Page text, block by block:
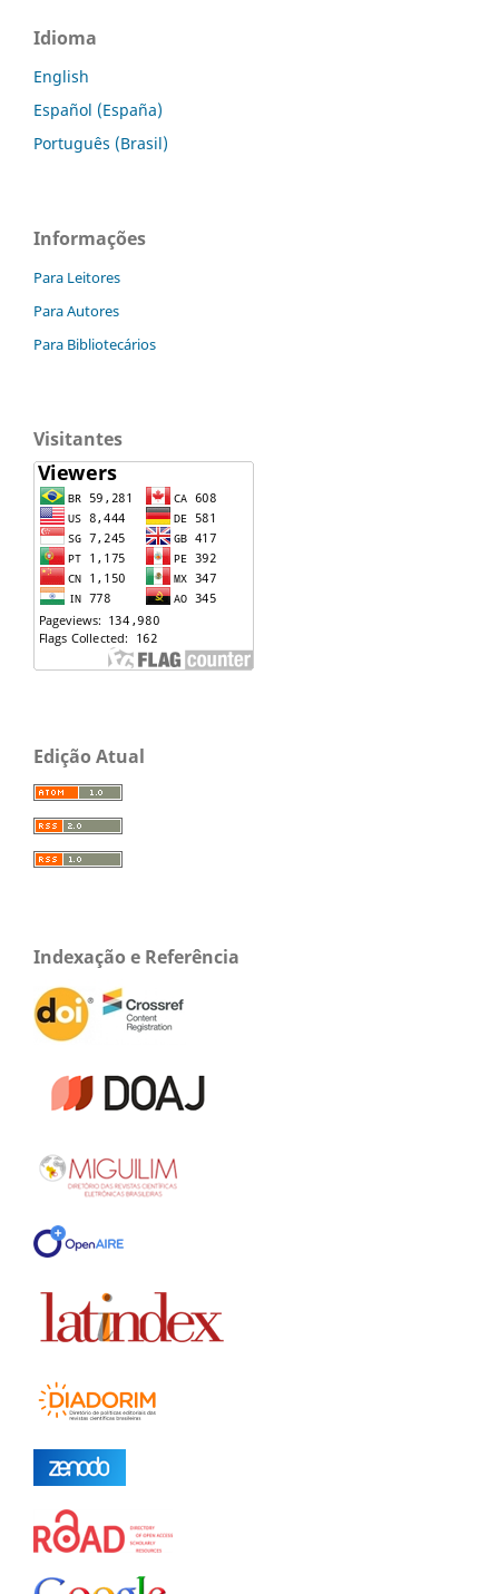
Idioma
English
Español (España)
Português (Brasil)
Informações
Para Leitores
Para Autores
Para Bibliotecários
Visitantes
Edição Atual
Indexação e Referência